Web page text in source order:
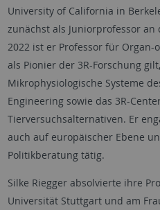
University of California in
zunächst als Juniorprofessor
2022 ist er Professor für Organ-
als Pionier der 3R-Forschung
Mikrophysiologische Systeme
Engineeringsowie das 3R-
Tierversuchsalternativen. Er
auch auf europäischer Ebene
Politikberatung tätig.
Silke Riegger absolvierte ihre
Universität Stuttgart und am